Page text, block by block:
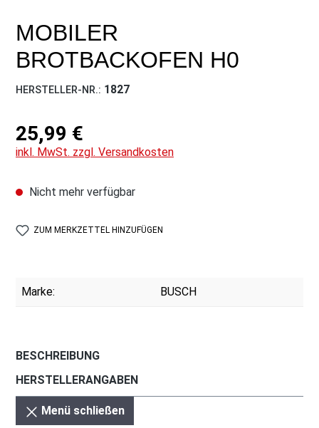
MOBILER
BROTBACKOFEN H0
HERSTELLER-NR.: 1827
25,99 €
inkl. MwSt. zzgl. Versandkosten
Nicht mehr verfügbar
ZUM MERKZETTEL HINZUFÜGEN
Marke: BUSCH
BESCHREIBUNG
HERSTELLERANGABEN
Menü schließen